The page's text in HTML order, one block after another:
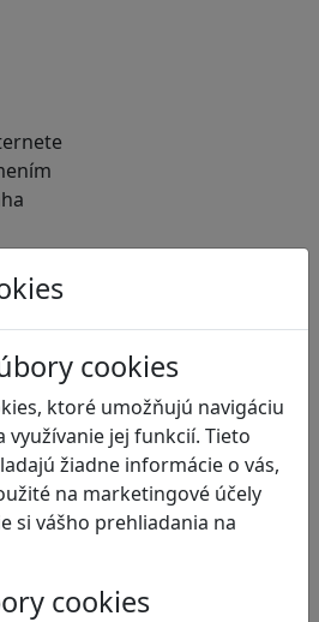
cookies
ktoré umožňujú navigáciu
využívanie jej funkcií. Tieto
žiadne informácie o vás,
na marketingové účely
si vášho prehliadania na
cookies
a kooperácia